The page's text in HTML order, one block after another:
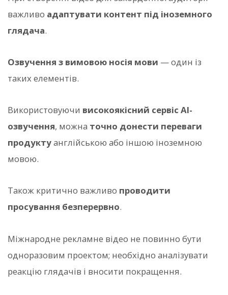
важливо адаптувати контент під іноземного
глядача.
Озвучення з вимовою носія мови — один із
таких елементів.
Використовуючи високоякісний сервіс AI-
озвучення, можна точно донести переваги
продуктуанглійською або іншою іноземною
мовою.
Також критично важливо проводити
просування безперервно.
Міжнародне рекламне відео не повинно бути
одноразовим проектом; необхідно аналізувати
реакцію глядачів і вносити покращення.